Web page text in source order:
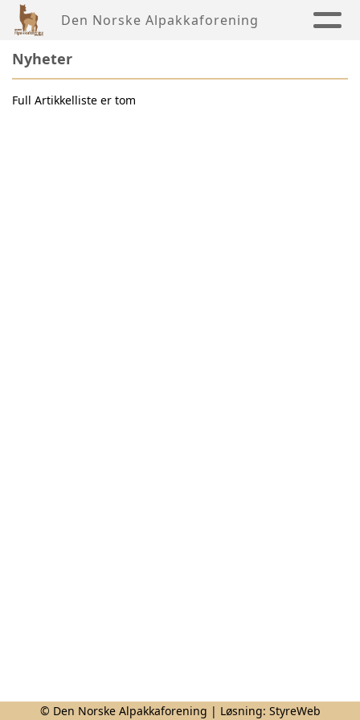
Den Norske Alpakkaforening
Nyheter
Full Artikkelliste er tom
© Den Norske Alpakkaforening | Løsning: StyreWeb